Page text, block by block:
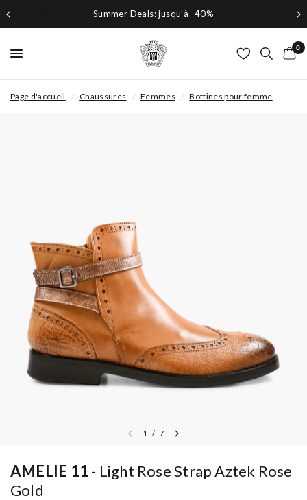
Summer Deals: jusqu'à -40%
0
Page d'accueil / Chaussures / Femmes / Bottines pour femme
1 / 7
AMELIE 11
Light Rose Strap Aztek Rose
Gold